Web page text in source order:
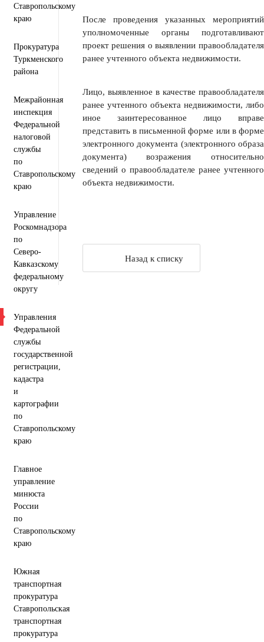
Ставропольскому
краю
Прокуратура
Туркменского
района
Межрайонная
инспекция
Федеральной
налоговой
службы
по
Ставропольскому
краю
Управление
Роскомнадзора
по
Северо-
Кавказскому
федеральному
округу
Управления
Федеральной
службы
государственной
регистрации,
кадастра
и
картографии
по
Ставропольскому
краю
Главное
управление
минюста
России
по
Ставропольскому
краю
Южная
транспортная
прокуратура
Ставропольская
транспортная
прокуратура
После проведения указанных мероприятий
уполномоченные органы подготавливают
проект решения о выявлении правообладателя
ранее учтенного объекта недвижимости.
Лицо, выявленное в качестве правообладателя
ранее учтенного объекта недвижимости, либо
иное заинтересованное лицо вправе
представить в письменной форме или в форме
электронного документа (электронного образа
документа) возражения относительно
сведений о правообладателе ранее учтенного
объекта недвижимости.
Назад к списку